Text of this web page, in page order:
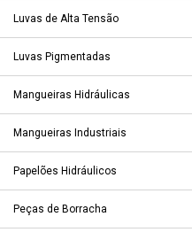
Luvas de Alta Tensão
Luvas Pigmentadas
Mangueiras Hidráulicas
Mangueiras Industriais
Papelões Hidráulicos
Peças de Borracha